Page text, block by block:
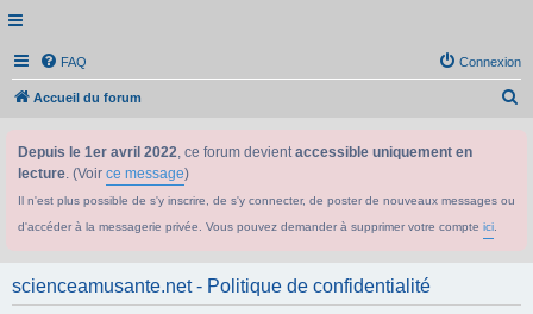
FAQ Connexion
Accueil du forum
Depuis le 1er avril 2022, ce forum devientaccessible uniquement en
lecture. (Voir ce message)
Il n'est plus possible de s'y inscrire, de s'y connecter, de poster de nouveaux messages ou
d'accéder à la messagerie privée. Vous pouvez demander à supprimer votre compte ici
scienceamusante.net - Politique de confidentialité